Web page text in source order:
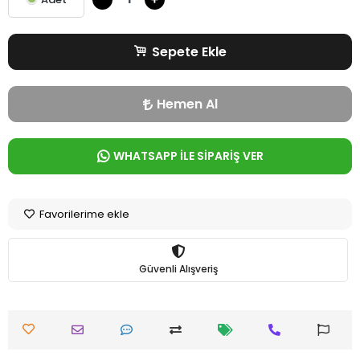
Sepete Ekle
Hemen Al
WHATSAPP İLE SİPARİŞ VER
Favorilerime ekle
Güvenli Alışveriş